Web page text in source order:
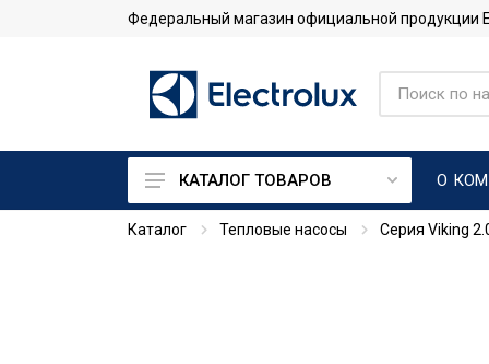
Федеральный магазин официальной продукции
Кондиционеры
КАТАЛОГ ТОВАРОВ О
Каталог Тепловые насосы Серия Viking